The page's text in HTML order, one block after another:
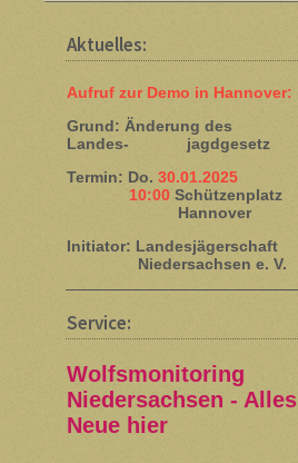
Aktuelles:
Aufruf zur Demo in Hannover:
Grund: Änderung des
Landes- jagdgesetz
Termin: Do.30.01.2025
10:00 Schützenplatz
Hannover
Initiator: Landesjägerschaft
Niedersachsen e. V.
Service:
Wolfsmonitoring
Niedersachsen - Alles
Neue hier